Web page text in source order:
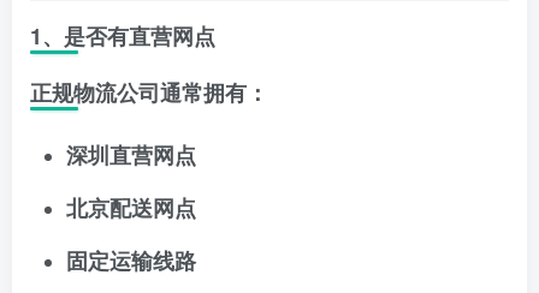
1、是否有直营网点
正规物流公司通常拥有：
深圳直营网点
北京配送网点
固定运输线路